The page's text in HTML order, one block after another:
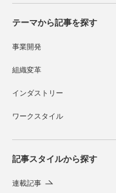
テーマから記事を探す
事業開発
組織変革
インダストリー
ワークスタイル
記事スタイルから探す
連載記事